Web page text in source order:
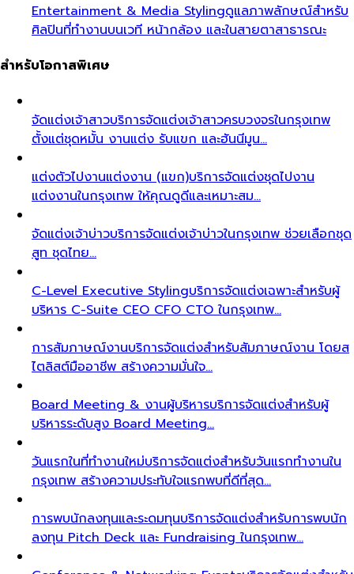
Entertainment & Media Stylingดูแลภาพลักษณ์สำหรับ
ศิลปินที่ทำงานบนเวที หน้ากล้อง และในสายตาสาธารณะ
สำหรับโอกาสพิเศษ
จัดแต่งเจ้าสาวบริการจัดแต่งเจ้าสาวครบวงจรในกรุงเทพ
ตั้งแต่ชุดหมั้น งานแต่ง รับแขก และฮันนีมูน…
แต่งตัวไปงานแต่งงาน (แขก)บริการจัดแต่งชุดไปงาน
แต่งงานในกรุงเทพ ให้คุณดูดีและเหมาะสม…
จัดแต่งเจ้าบ่าวบริการจัดแต่งเจ้าบ่าวในกรุงเทพ ช่วยเลือกชุด
สูท ชุดไทย…
C-Level Executive Stylingบริการจัดแต่งเฉพาะสำหรับผู้
บริหาร C-Suite CEO CFO CTO ในกรุงเทพ…
การสัมภาษณ์งานบริการจัดแต่งสำหรับสัมภาษณ์งาน โดยส
ไตลิสต์มืออาชีพ สร้างความมั่นใจ…
Board Meeting & งานผู้บริหารบริการจัดแต่งสำหรับผู้
บริหารระดับสูง Board Meeting…
วันแรกในที่ทำงานใหม่บริการจัดแต่งสำหรับวันแรกทำงานใน
กรุงเทพ สร้างความประทับใจแรกพบที่ดีที่สุด…
การพบนักลงทุนและระดมทุนบริการจัดแต่งสำหรับการพบนัก
ลงทุน Pitch Deck และ Fundraising ในกรุงเทพ…